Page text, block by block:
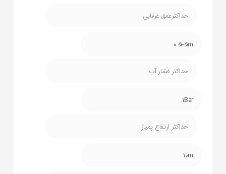
حداکثرعمق غرقابی
0.5-5m
حداکثر فشار آب
1Bar
حداکثر ارتفاع پمپاژ
10m